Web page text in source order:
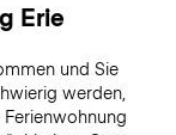
Erie
und Sie
werden,